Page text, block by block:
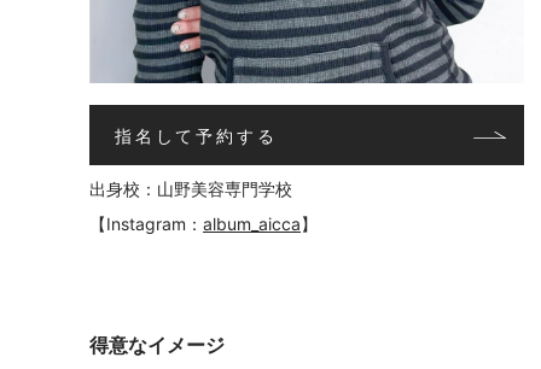
指名して予約する
出身校：山野美容専門学校
【Instagram：album_aicca】
得意なイメージ